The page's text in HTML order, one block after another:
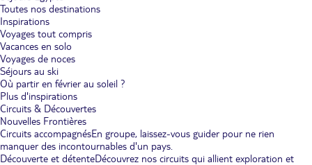
Toutes nos destinations
Inspirations
Voyages tout compris
Vacances en solo
Voyages de noces
Séjours au ski
Où partir en février au soleil ?
Plus d'inspirations
Circuits & Découvertes
Nouvelles Frontières
Circuits accompagnésEn groupe, laissez-vous guider pour ne rien
manquer des incontournables d'un pays.
Découverte et détenteDécouvrez nos circuits qui allient exploration et